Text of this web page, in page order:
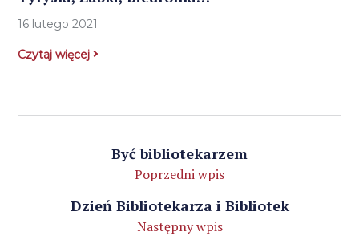
16 lutego 2021
Czytaj więcej
Być bibliotekarzem
Poprzedni wpis
Dzień Bibliotekarza i Bibliotek
Następny wpis